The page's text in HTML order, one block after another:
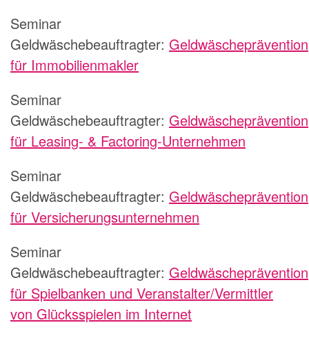
Seminar
Geldwäschebeauftragter: Geldwäscheprävention
für Immobilienmakler
Seminar
Geldwäschebeauftragter: Geldwäscheprävention
für Leasing- & Factoring-Unternehmen
Seminar
Geldwäschebeauftragter: Geldwäscheprävention
für Versicherungsunternehmen
Seminar
Geldwäschebeauftragter: Geldwäscheprävention
für Spielbanken und Veranstalter/Vermittler
von Glücksspielen im Internet